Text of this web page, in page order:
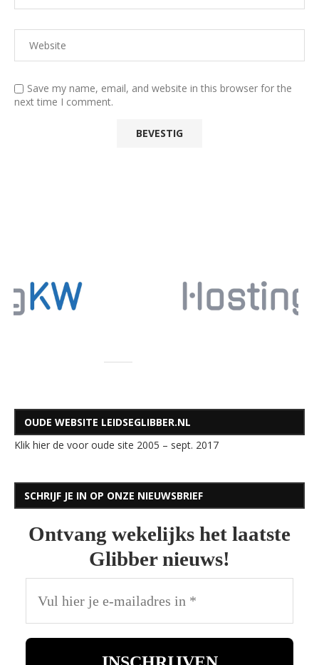
Save my name, email, and website in this browser for the
next time I comment.
OUDE WEBSITE LEIDSEGLIBBER.NL
Klik hier de voor oude site 2005 – sept. 2017
SCHRIJF JE IN OP ONZE NIEUWSBRIEF
Ontvang wekelijks het laatste
Glibber nieuws!